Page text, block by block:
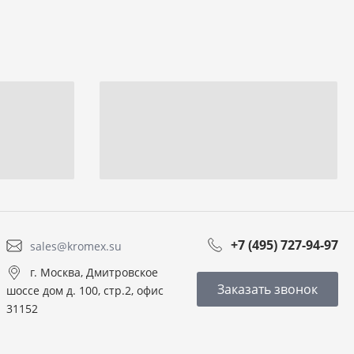
sales@kromex.su +7 (495) 727-94-97
г. Москва, Дмитровское
шоссе дом д. 100, стр.2, офис
31152
Заказать звонок